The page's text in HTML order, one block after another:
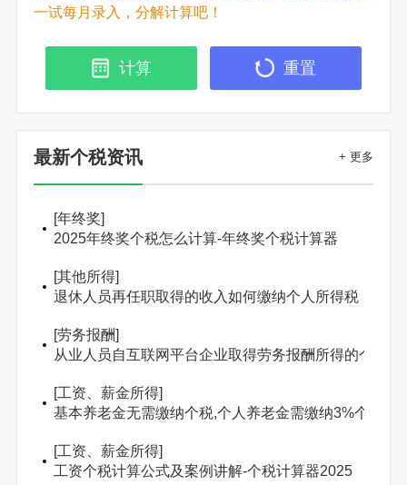
一试每月录入，分解计算吧！
计算 重置
最新个税资讯 + 更多
[年终奖]
2025年终奖个税怎么计算-年终奖个税计算器
[其他所得]
退休人员再任职取得的收入如何缴纳个人所得税
[劳务报酬]
从业人员自互联网平台企业取得劳务报酬所得的个人
[工资、薪金所得]
基本养老金无需缴纳个税,个人养老金需缴纳3%个人所
[工资、薪金所得]
工资个税计算公式及案例讲解-个税计算器2025